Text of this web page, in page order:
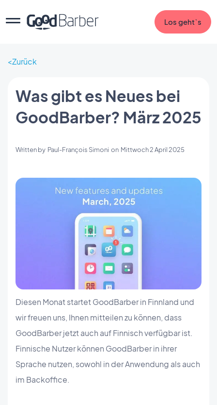
Los geht`s
Zurück
Was gibt es Neues bei
GoodBarber? März 2025
Written by Paul-François Simoni on Mittwoch 2 April 2025
Diesen Monat startet GoodBarber in Finnland und
wir freuen uns, Ihnen mitteilen zu können, dass
GoodBarber jetzt auch auf Finnisch verfügbar ist.
Finnische Nutzer können GoodBarber in ihrer
Sprache nutzen, sowohl in der Anwendung als auch
im Backoffice.